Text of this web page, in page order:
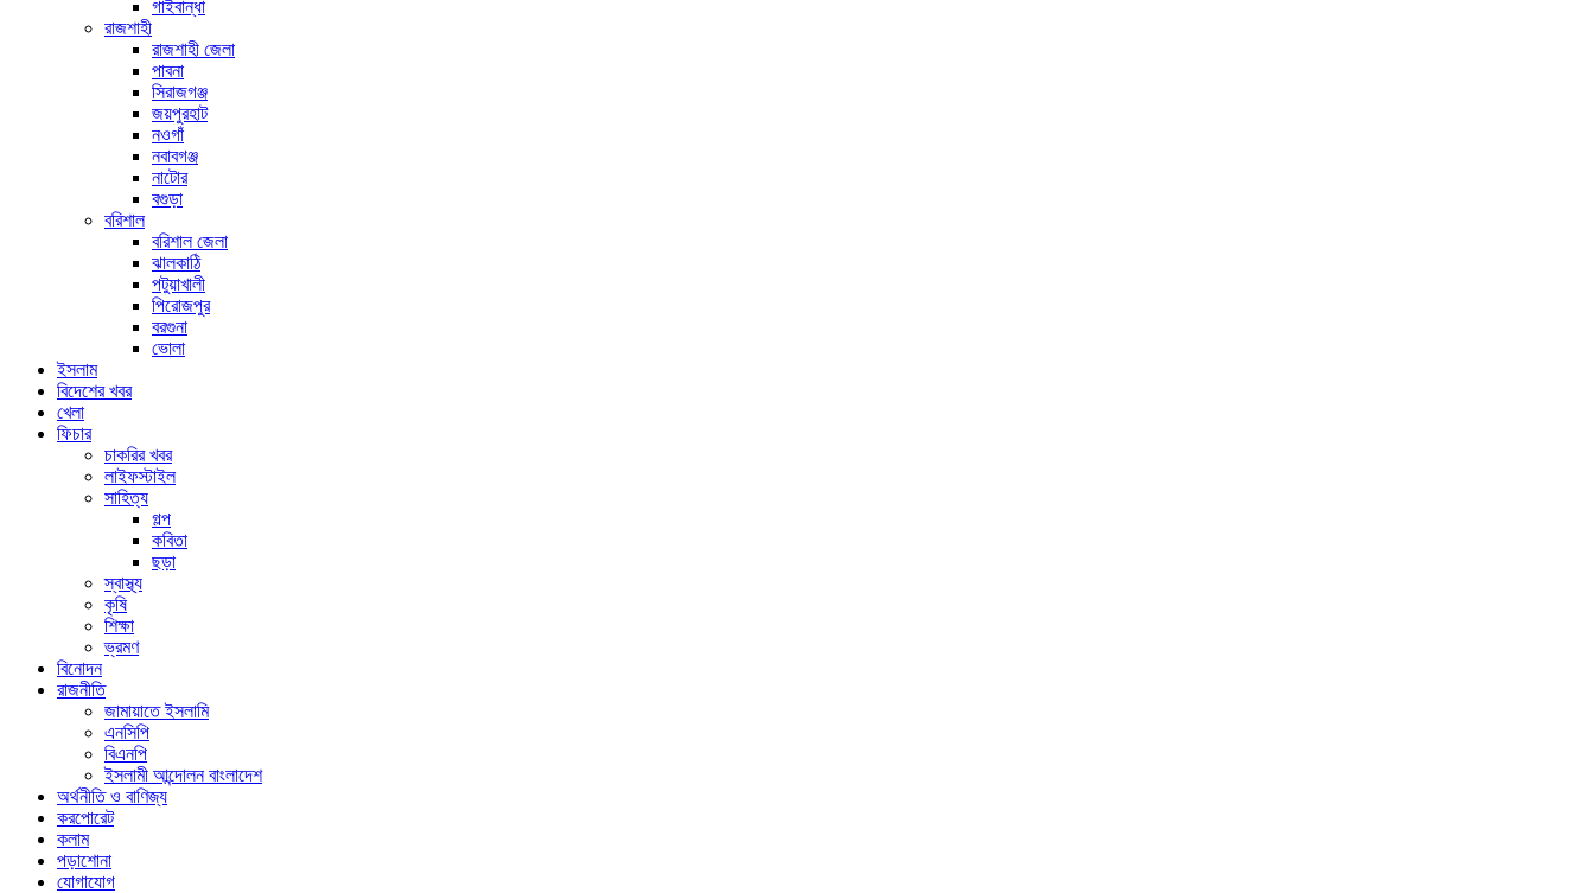
গাইবান্ধা
রাজশাহী
রাজশাহী জেলা
পাবনা
সিরাজগঞ্জ
জয়পুরহাট
নওগাঁ
নবাবগঞ্জ
নাটোর
বগুড়া
বরিশাল
বরিশাল জেলা
ঝালকাঠি
পটুয়াখালী
পিরোজপুর
বরগুনা
ভোলা
ইসলাম
বিদেশের খবর
খেলা
ফিচার
চাকরির খবর
লাইফস্টাইল
সাহিত্য
গল্প
কবিতা
ছড়া
স্বাস্থ্য
কৃষি
শিক্ষা
ভ্রমণ
বিনোদন
রাজনীতি
জামায়াতে ইসলামি
এনসিপি
বিএনপি
ইসলামী আন্দোলন বাংলাদেশ
অর্থনীতি ও বাণিজ্য
করপোরেট
কলাম
পড়াশোনা
যোগাযোগ